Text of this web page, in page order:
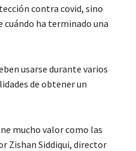
contra covid, sino
cuándo ha terminado una
usarse durante varios
de obtener un
mucho valor como las
Zishan Siddiqui, director